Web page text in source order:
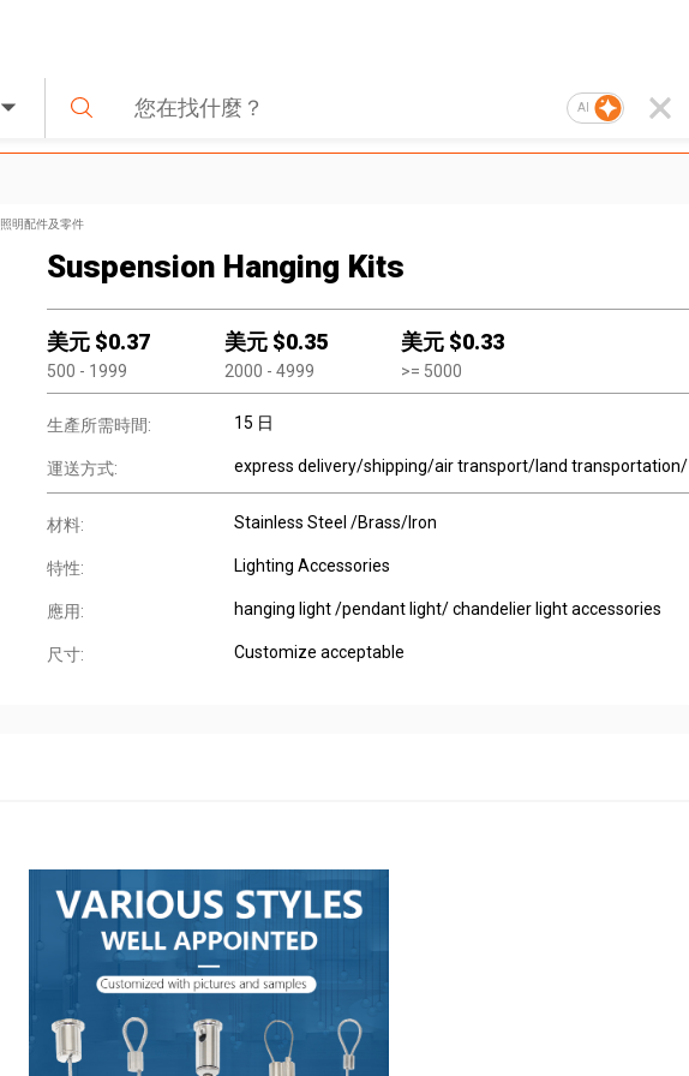
AI
照明配件及零件
Suspension Hanging Kits
美元 $0.37
500 - 1999
美元 $0.35
2000 - 4999
美元 $0.33
>= 5000
生產所需時間: 15 日
運送方式: express delivery/shipping/air transport/land transportation/
材料: Stainless Steel /Brass/Iron
特性: Lighting Accessories
應用: hanging light /pendant light/ chandelier light accessories
尺寸: Customize acceptable